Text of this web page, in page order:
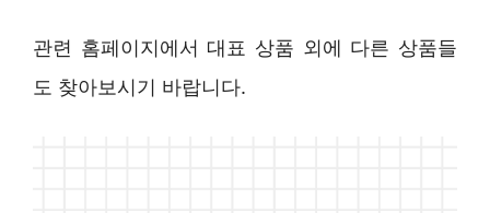
관련 홈페이지에서 대표 상품 외에 다른 상품들
도 찾아보시기 바랍니다.